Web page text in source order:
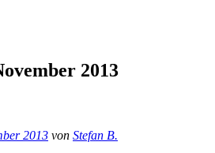
2013
2013 von Stefan B.